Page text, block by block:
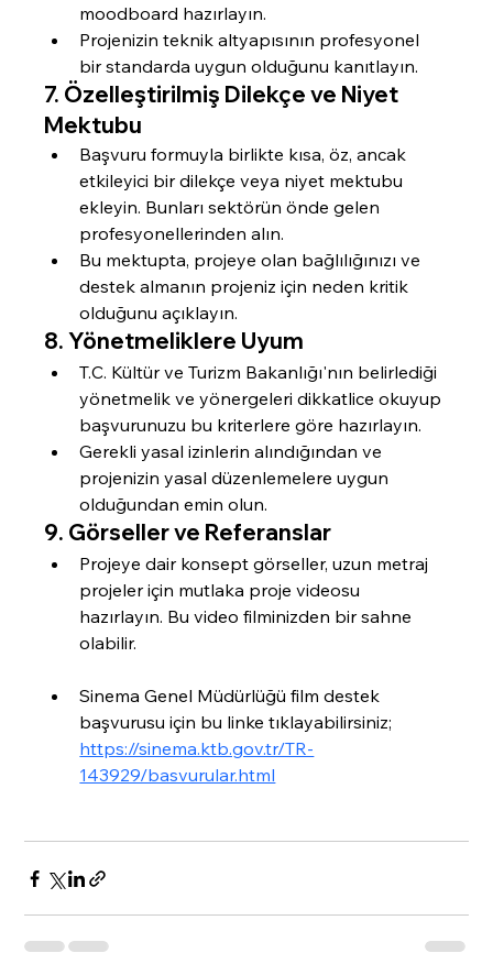
moodboard hazırlayın.
Projenizin teknik altyapısının profesyonel
bir standarda uygun olduğunu kanıtlayın.
7. Özelleştirilmiş Dilekçe ve Niyet
Mektubu
Başvuru formuyla birlikte kısa, öz, ancak
etkileyici bir dilekçe veya niyet mektubu
ekleyin. Bunları sektörün önde gelen
profesyonellerinden alın.
Bu mektupta, projeye olan bağlılığınızı ve
destek almanın projeniz için neden kritik
olduğunu açıklayın.
8. Yönetmeliklere Uyum
T.C. Kültür ve Turizm Bakanlığı'nın belirlediği
yönetmelik ve yönergeleri dikkatlice okuyup
başvurunuzu bu kriterlere göre hazırlayın.
Gerekli yasal izinlerin alındığından ve
projenizin yasal düzenlemelere uygun
olduğundan emin olun.
9. Görseller ve Referanslar
Projeye dair konsept görseller, uzun metraj
projeler için mutlaka proje videosu
hazırlayın. Bu video filminizden bir sahne
olabilir.
Sinema Genel Müdürlüğü film destek
başvurusu için bu linke tıklayabilirsiniz;
https://sinema.ktb.gov.tr/TR-
143929/basvurular.html